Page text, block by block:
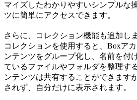
マイズしたわかりやすいシンプルな
ツに簡単にアクセスできます。
さらに、コレクション機能も追加し
コレクションを使用すると、Boxア
ンテンツをグループ化し、名前を付
ているファイルやフォルダを整理す
ンテンツは共有することができます
されず、自分だけに表示されます。